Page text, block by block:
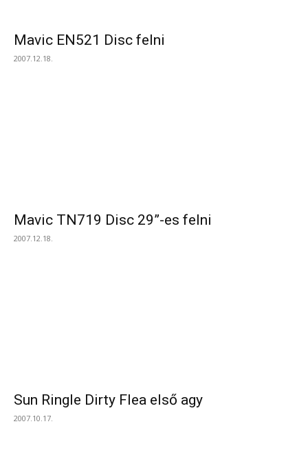
Mavic EN521 Disc felni
2007.12.18.
Mavic TN719 Disc 29”-es felni
2007.12.18.
Sun Ringle Dirty Flea első agy
2007.10.17.